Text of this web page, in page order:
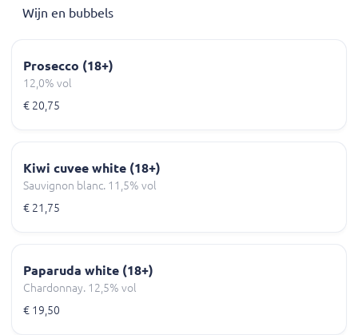
Wijn en bubbels
Prosecco (18+)
12,0% vol
€ 20,75
Kiwi cuvee white (18+)
Sauvignon blanc. 11,5% vol
€ 21,75
Paparuda white (18+)
Chardonnay. 12,5% vol
€ 19,50